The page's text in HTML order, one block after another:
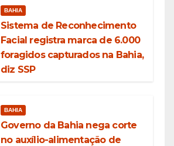
BAHIA
Sistema de Reconhecimento
Facial registra marca de 6.000
foragidos capturados na Bahia,
diz SSP
BAHIA
Governo da Bahia nega corte
no auxílio-alimentação de